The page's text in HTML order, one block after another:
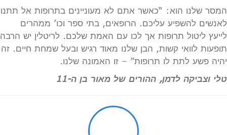
המסר שלנו הוא: “כאשר אתם לא מעוניינים בתרופות אל תתנו
לאנשים להשפיע עליכם. הרופאים, בתי ספר וכו’ ממהרים
לייעץ ליטול תרופות אך לכו עם האמת שלכם. לריטלין יש הרבה
תופעות לוואי קשות, הבן שלנו מאוד רגיש ובעל שמחת חיים. זה
יהיה פשע לתת לו תרופות” – זו האמונה שלנו.
טלי וצביקה לדמן, ההורים של מאור בן ה-11